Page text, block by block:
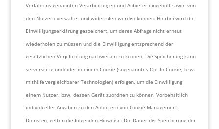
Verfahrens genannten Verarbeitungen und Anbieter eingeholt sowie von
den Nutzern verwaltet und widerrufen werden können. Hierbei wird die
Einwilligungserklärung gespeichert, um deren Abfrage nicht erneut
wiederholen zu müssen und die Einwilligung entsprechend der
gesetzlichen Verpflichtung nachweisen zu können. Die Speicherung kann
serverseitig und/oder in einem Cookie (sogenanntes Opt-In-Cookie, bzw.
mithilfe vergleichbarer Technologien) erfolgen, um die Einwilligung
einem Nutzer, bzw. dessen Gerät zuordnen zu können. Vorbehaltlich
individueller Angaben zu den Anbietern von Cookie-Management-
Diensten, gelten die folgenden Hinweise: Die Dauer der Speicherung der